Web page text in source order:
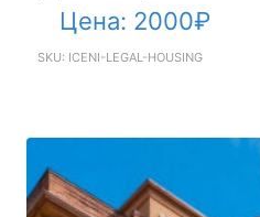
Цена: 2000₽
SKU: ICENI-LEGAL-HOUSING